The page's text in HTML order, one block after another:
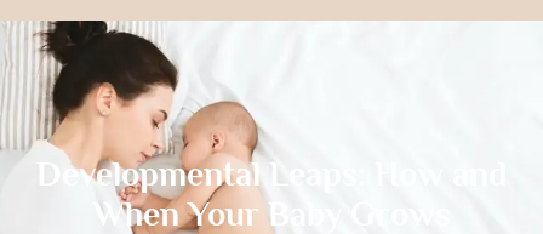
Developmental Leaps: How and
When Your Baby Grows